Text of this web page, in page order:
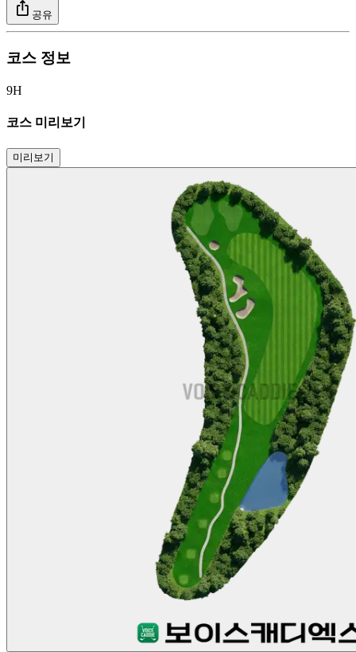
공유
코스 정보
9H
코스 미리보기
미리보기